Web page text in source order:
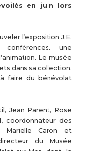
en juin lors
l’exposition J.E.
conférences, une
Le musée
dans sa collection.
faire du bénévolat
Jean Parent, Rose
coordonnateur des
Marielle Caron et
du Musée